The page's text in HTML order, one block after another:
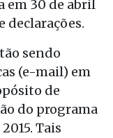
em 30 de abril
declarações.
sendo
(e-mail) em
de
do programa
Tais